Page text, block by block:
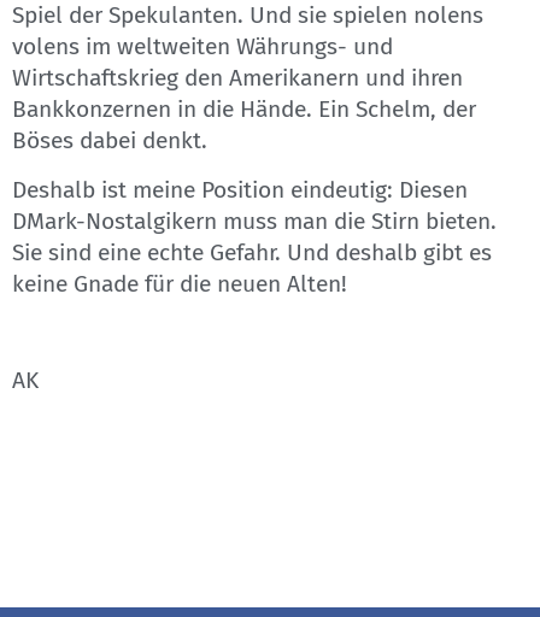
Spiel der Spekulanten. Und sie spielen nolens
volens im weltweiten Währungs- und
Wirtschaftskrieg den Amerikanern und ihren
Bankkonzernen in die Hände. Ein Schelm, der
Böses dabei denkt.
Deshalb ist meine Position eindeutig: Diesen
DMark-Nostalgikern muss man die Stirn bieten.
Sie sind eine echte Gefahr. Und deshalb gibt es
keine Gnade für die neuen Alten!
AK